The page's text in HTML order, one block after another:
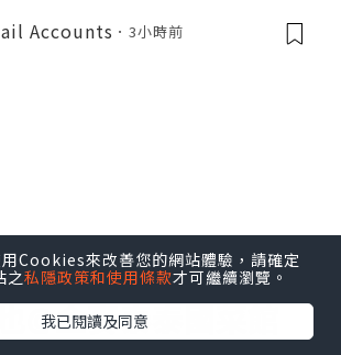
Accounts 3小時前
@金麥泰泰國菜館
Cookies來改善您的網站體驗，請確定
之私隱政策和使用條款才可繼續瀏覽。
我已閱讀及同意